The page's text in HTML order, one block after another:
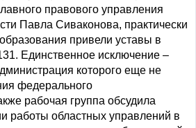
правового управления
Павла Сиваконова, практически
привели уставы в
Единственное исключение –
которого еще не
федерального
рабочая группа обсудила
работы областных управлений в